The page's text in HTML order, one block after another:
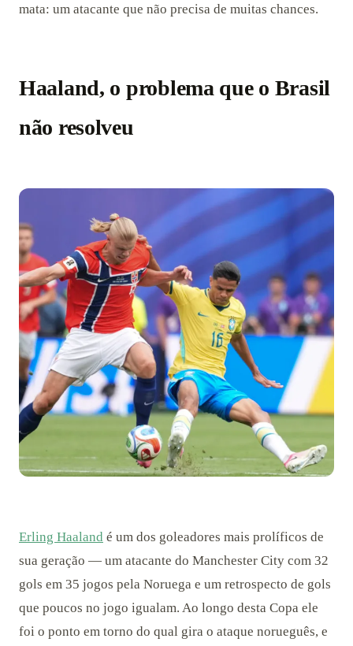
mata: um atacante que não precisa de muitas chances.
Haaland, o problema que o Brasil
não resolveu
Erling Haaland é um dos goleadores mais prolíficos de
sua geração — um atacante do Manchester City com 32
gols em 35 jogos pela Noruega e um retrospecto de gols
que poucos no jogo igualam. Ao longo desta Copa ele
foi o ponto em torno do qual gira o ataque norueguês, e